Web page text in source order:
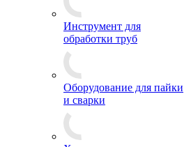
Инструмент для
обработки труб
Оборудование для пайки
и сварки